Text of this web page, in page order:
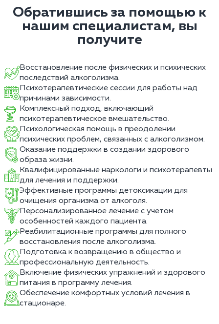
Обратившись за помощью к
нашим специалистам, вы
получите
Восстановление после физических и психических
последствий алкоголизма.
Психотерапевтические сессии для работы над
причинами зависимости.
Комплексный подход, включающий
психотерапевтическое вмешательство.
Психологическая помощь в преодолении
психических проблем, связанных с алкоголизмом.
Оказание поддержки в создании здорового
образа жизни.
Квалифицированные наркологи и психотерапевты
для лечения и поддержки.
Эффективные программы детоксикации для
очищения организма от алкоголя.
Персонализированное лечение с учетом
особенностей каждого пациента.
Реабилитационные программы для полного
восстановления после алкоголизма.
Подготовка к возвращению в общество и
профессиональную деятельность.
Включение физических упражнений и здорового
питания в программу лечения.
Обеспечение комфортных условий лечения в
стационаре.